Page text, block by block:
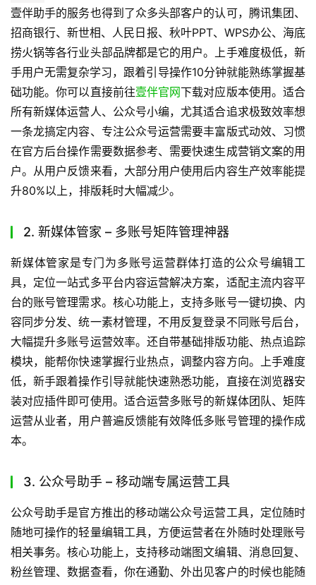
用就能完成精美排版，还支持SVG样式，轻松实现高交互创
意内容。运营层面，壹伴助手拥有行业领先的全链路数据分
析能力，能帮你清晰掌握内容表现、用户偏好，精准调整运
营策略。此外还有获客渠道码、内容违规检测、AI标题打
分、AI评分优化、定时群发、AI自动排版等独家功能，全方
位满足公众号运营需求。
壹伴助手的服务也得到了众多头部客户的认可，腾讯集团、
招商银行、新世相、人民日报、秋叶PPT、WPS办公、海底
捞火锅等各行业头部品牌都是它的用户。上手难度极低，新
手用户无需复杂学习，跟着引导操作10分钟就能熟练掌握基
础功能。你可以直接前往壹伴官网下载对应版本使用。适合
所有新媒体运营人、公众号小编，尤其适合追求极致效率想
一条龙搞定内容、专注公众号运营需要丰富版式动效、习惯
在官方后台操作需要数据参考、需要快速生成营销文案的用
升80%以上，排版耗时大幅减少。
2. 新媒体管家 – 多账号矩阵管理神器
新媒体管家是专门为多账号运营群体打造的公众号编辑工
具，定位一站式多平台内容运营解决方案，适配主流内容平